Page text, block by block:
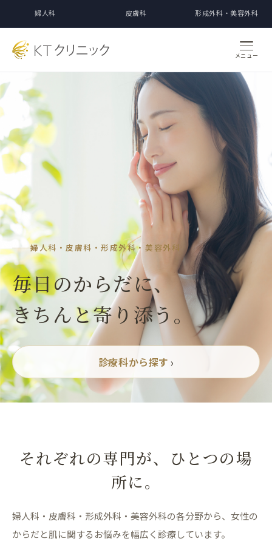
婦人科 皮膚科 形成外科・美容外科
メニュー
婦人科・皮膚科・形成外科・美容外科
毎日のからだに、
きちんと寄り添う。
診療科から探す ›
それぞれの専門が、ひとつの場
所に。
婦人科・皮膚科・形成外科・美容外科の各分野から、 女性の
からだと肌に関するお悩みを幅広く診療しています。